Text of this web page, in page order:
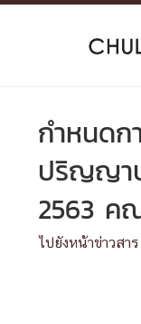
Skip
กำหนดก
ปริญญา
2563 ค
ไปยังหน้าข่าวสาร